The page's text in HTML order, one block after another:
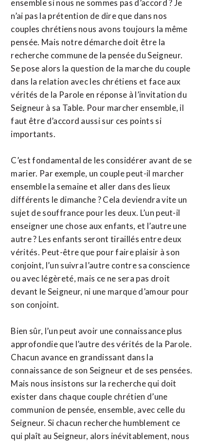
ensemble si nous ne sommes pas d’accord ? Je
n’ai pas la prétention de dire que dans nos
couples chrétiens nous avons toujours la même
pensée. Mais notre démarche doit être la
recherche commune de la pensée du Seigneur.
Se pose alors la question de la marche du couple
dans la relation avec les chrétiens et face aux
vérités de la Parole en réponse à l’invitation du
Seigneur à sa Table. Pour marcher ensemble, il
faut être d’accord aussi sur ces points si
importants.
C’est fondamental de les considérer avant de se
marier. Par exemple, un couple peut-il marcher
ensemble la semaine et aller dans des lieux
différents le dimanche ? Cela deviendra vite un
sujet de souffrance pour les deux. L’un peut-il
enseigner une chose aux enfants, et l’autre une
autre ? Les enfants seront tiraillés entre deux
vérités. Peut-être que pour faire plaisir à son
conjoint, l’un suivra l’autre contre sa conscience
ou avec légèreté, mais ce ne sera pas droit
devant le Seigneur, ni une marque d’amour pour
son conjoint.
Bien sûr, l’un peut avoir une connaissance plus
approfondie que l’autre des vérités de la Parole.
Chacun avance en grandissant dans la
connaissance de son Seigneur et de ses pensées.
Mais nous insistons sur la recherche qui doit
exister dans chaque couple chrétien d’une
communion de pensée, ensemble, avec celle du
Seigneur. Si chacun recherche humblement ce
qui plaît au Seigneur, alors inévitablement, nous